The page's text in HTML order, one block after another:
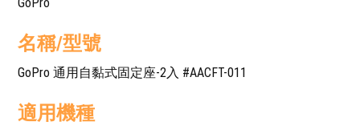
名稱/型號
GoPro 通用自黏式固定座-2入 #AACFT-011
適用機種